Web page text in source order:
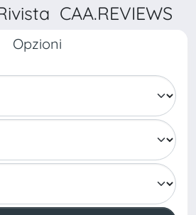
CAA.REVIEWS
Opzioni